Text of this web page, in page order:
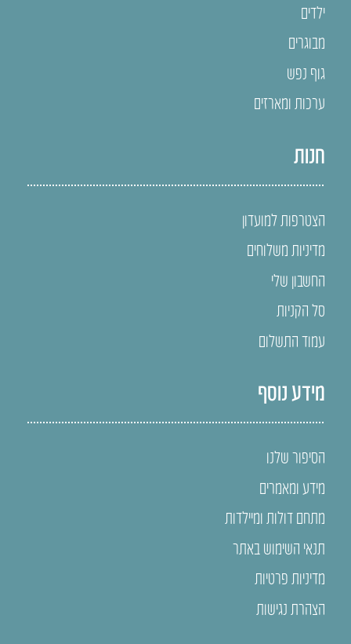
ילדים
מבוגרים
גוף נפש
ערכות ומארזים
חנות
הצטרפות למועדון
מדיניות משלוחים
החשבון שלי
סל הקניות
עמוד התשלום
מידע נוסף
הסיפור שלנו
מידע ומאמרים
מתחם דולות ומיילדות
תנאי השימוש באתר
מדיניות פרטיות
הצהרת נגישות